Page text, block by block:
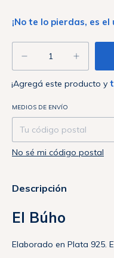
¡No te lo pierdas, es el
¡Agregá este producto y
Entregas para el CP:
MEDIOS DE ENVÍO
No sé mi código postal
Descripción
El Búho
Elaborado en Plata 925.